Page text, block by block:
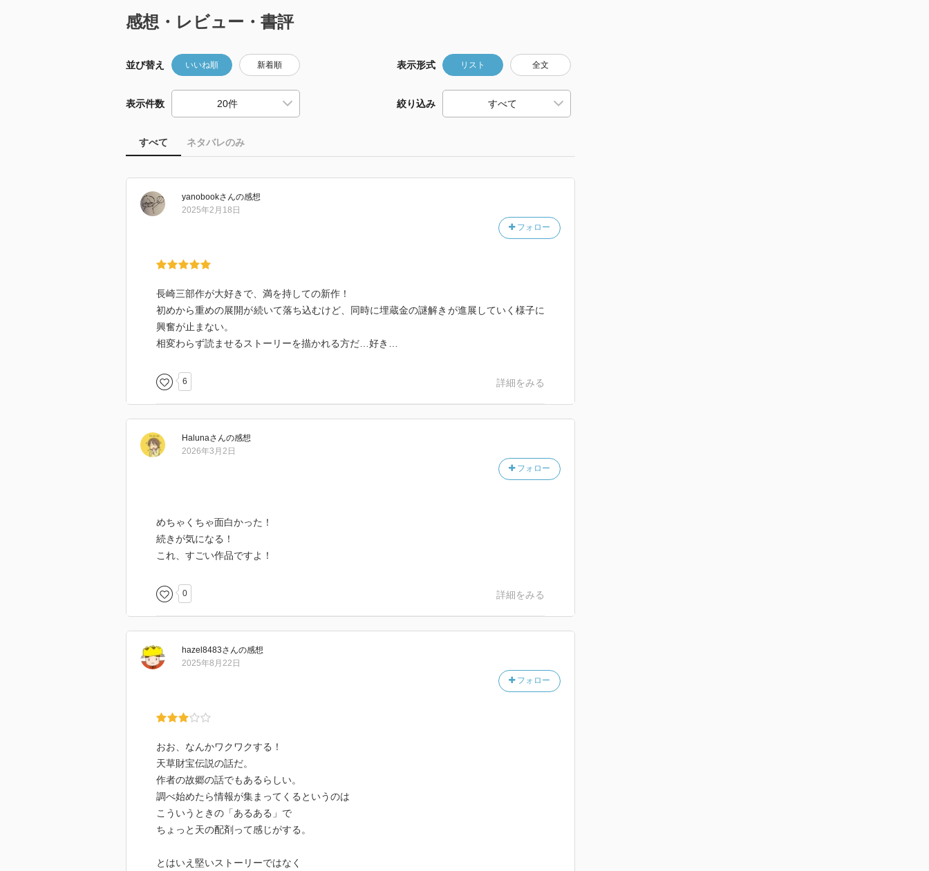
感想・レビュー・書評
並び替え いいね順 新着順 表示形式 リスト 全文
表示件数 絞り込み
すべて ネタバレのみ
yanobookさんの感想
フォロー
2025年2月18日
長崎三部作が大好きで、満を持しての新作！
初めから重めの展開が続いて落ち込むけど、同時に埋蔵金の謎解きが進展していく様子に
興奮が止まない。
相変わらず読ませるストーリーを描かれる方だ…好き…
6 詳細をみる
Halunaさんの感想
フォロー
2026年3月2日
めちゃくちゃ面白かった！
続きが気になる！
これ、すごい作品ですよ！
0 詳細をみる
hazel8483さんの感想
フォロー
2025年8月22日
おお、なんかワクワクする！
天草財宝伝説の話だ。
作者の故郷の話でもあるらしい。
調べ始めたら情報が集まってくるというのは
こういうときの「あるある」で
ちょっと天の配剤って感じがする。
とはいえ堅いストーリーではなく